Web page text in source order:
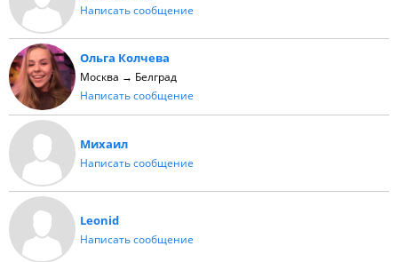
Написать сообщение
Ольга Колчева
Москва → Белград
Написать сообщение
Михаил
Написать сообщение
Leonid
Написать сообщение